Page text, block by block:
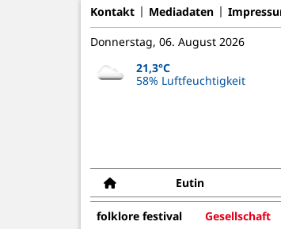
Kontakt Mediadaten
Donnerstag, 06. August 2026
21,3°C
58% Luftfeuchtigkeit
Eutin
folklore festival Gesellschaft